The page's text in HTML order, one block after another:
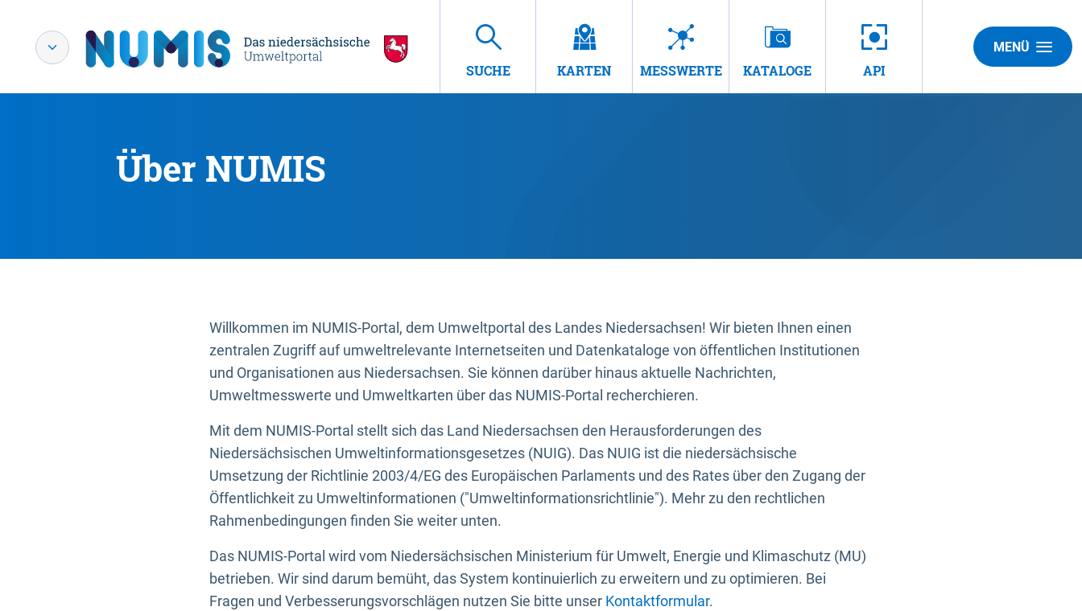
SUCHE KARTEN MESSWERTE KATALOGE API
MENÜ
Über NUMIS
Willkommen im NUMIS-Portal, dem Umweltportal des Landes Niedersachsen! Wir bieten Ihnen einen
zentralen Zugriff auf umweltrelevante Internetseiten und Datenkataloge von öffentlichen Institutionen
und Organisationen aus Niedersachsen. Sie können darüber hinaus aktuelle Nachrichten,
Umweltmesswerte und Umweltkarten über das NUMIS-Portal recherchieren.
Mit dem NUMIS-Portal stellt sich das Land Niedersachsen den Herausforderungen des
Niedersächsischen Umweltinformationsgesetzes (NUIG). Das NUIG ist die niedersächsische
Umsetzung der Richtlinie 2003/4/EG des Europäischen Parlaments und des Rates über den Zugang der
Öffentlichkeit zu Umweltinformationen ("Umweltinformationsrichtlinie"). Mehr zu den rechtlichen
Rahmenbedingungen finden Sie weiter unten.
Das NUMIS-Portal wird vom Niedersächsischen Ministerium für Umwelt, Energie und Klimaschutz (MU)
betrieben. Wir sind darum bemüht, das System kontinuierlich zu erweitern und zu optimieren. Bei
Fragen und Verbesserungsvorschlägen nutzen Sie bitte unser Kontaktformular.